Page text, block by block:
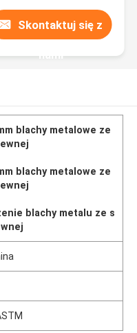
Skontaktuj się z
nami
blachy metalowe ze
blachy metalowe ze
blachy metalu ze s